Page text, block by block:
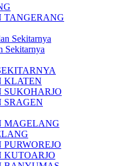
TANGERANG
Sekitarnya
Sekitarnya
KLATEN
SUKOHARJO
SRAGEN
MAGELANG
KUTOARJO